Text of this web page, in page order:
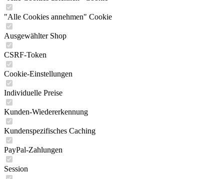
"Alle Cookies annehmen" Cookie
Ausgewählter Shop
CSRF-Token
Cookie-Einstellungen
Individuelle Preise
Kunden-Wiedererkennung
Kundenspezifisches Caching
PayPal-Zahlungen
Session